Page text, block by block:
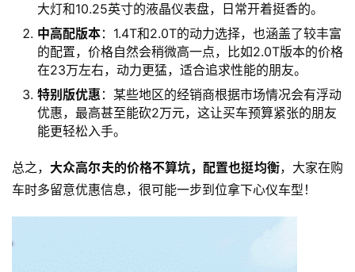
大灯和10.25英寸的液晶仪表盘，日常开着挺香的。
中高配版本：1.4T和2.0T的动力选择，也涵盖了较丰富
的配置，价格自然会稍微高一点，比如2.0T版本的价格
在23万左右，动力更猛，适合追求性能的朋友。
特别版优惠 ：某些地区的经销商根据市场情况会有浮动
优惠，最高甚至能砍2万元，这让买车预算紧张的朋友
能更轻松入手。
总之，大众高尔夫的价格不算坑，配置也挺均衡，大家在购
车时多留意优惠信息，很可能一步到位拿下心仪车型！